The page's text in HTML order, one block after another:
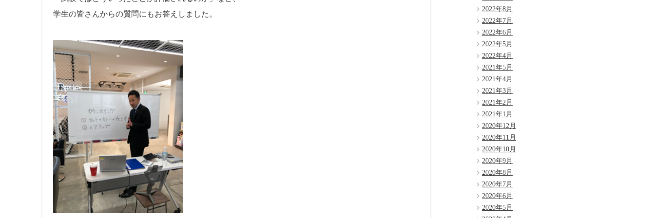
学生の皆さんからの質問にもお答えしました。
2022年8月
2022年7月
2022年6月
2022年5月
2022年4月
2021年5月
2021年4月
2021年3月
2021年2月
2021年1月
2020年12月
2020年11月
2020年10月
2020年9月
2020年8月
2020年7月
2020年6月
2020年5月